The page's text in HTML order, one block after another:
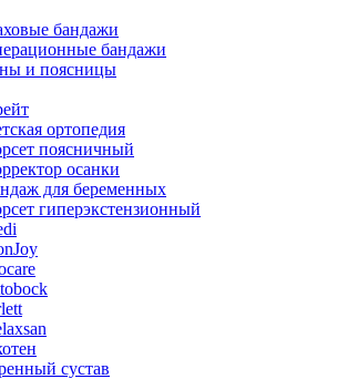
бандажи
бандажи
и поясницы
ортопедия
поясничный
осанки
для беременных
гиперэкстензионный
сустав